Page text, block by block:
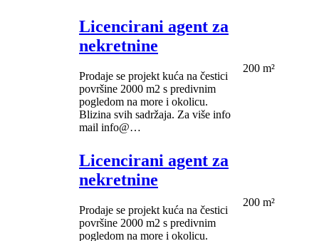
Licencirani agent za
nekretnine
Prodaje se projekt kuća na čestici
površine 2000 m2 s predivnim
pogledom na more i okolicu.
Blizina svih sadržaja. Za više info
mail info@…
200 m²
Licencirani agent za
nekretnine
Prodaje se projekt kuća na čestici
površine 2000 m2 s predivnim
pogledom na more i okolicu.
200 m²